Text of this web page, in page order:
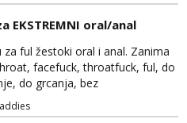
od toga i spremna si, javi se.
EKSTREMNI oral/anal
za ful žestoki oral i anal. Zanima
facefuck, throatfuck, ful, do
do grcanja, bez
- fisting (ili big insertions),
TAP, prolapse, sirenje... Ako